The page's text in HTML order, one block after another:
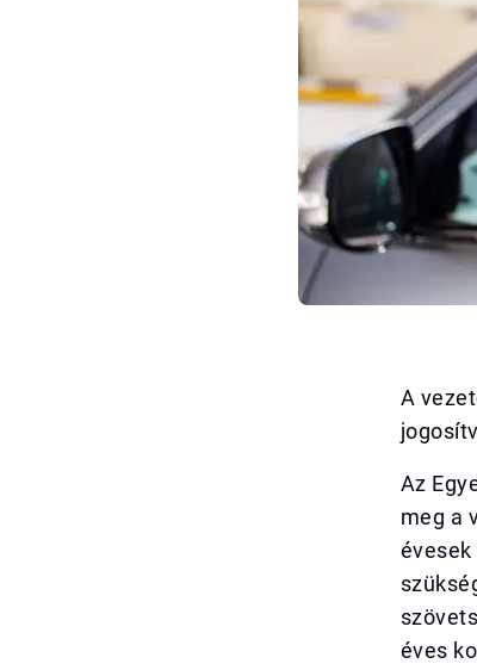
A
Az
meg a
éves